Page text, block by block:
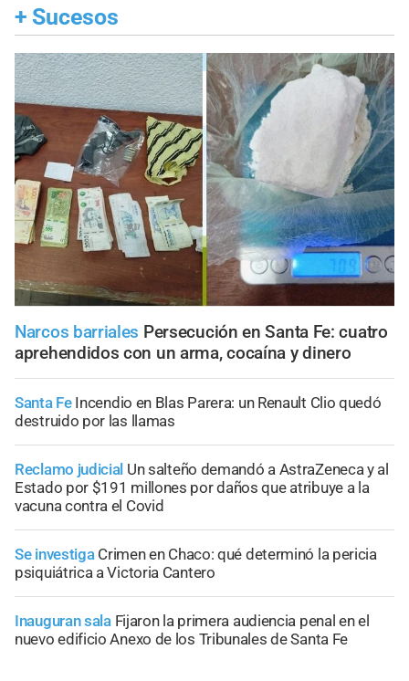
+ Sucesos
Narcos barriales Persecución en Santa Fe: cuatro
aprehendidos con un arma, cocaína y dinero
Santa Fe Incendio en Blas Parera: un Renault Clio quedó
destruido por las llamas
Reclamo judicial Un salteño demandó a AstraZeneca y al
Estado por $191 millones por daños que atribuye a la
vacuna contra el Covid
Se investiga Crimen en Chaco: qué determinó la pericia
psiquiátrica a Victoria Cantero
Inauguran sala Fijaron la primera audiencia penal en el
nuevo edificio Anexo de los Tribunales de Santa Fe